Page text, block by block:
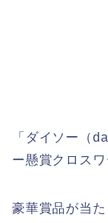
「ダイソー（
ー懸賞クロスワ
豪華賞品が当